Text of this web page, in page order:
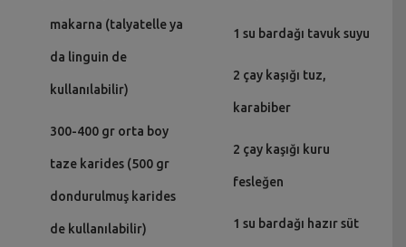
makarna (talyatelle ya
da linguin de
kullanılabilir)
300-400 gr orta boy
taze karides (500 gr
dondurulmuş karides
de kullanılabilir)
1 su bardağı tavuk suyu
2 çay kaşığı tuz,
karabiber
2 çay kaşığı kuru
fesleğen
1 su bardağı hazır süt